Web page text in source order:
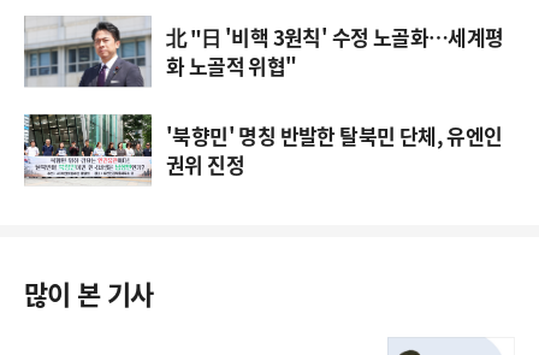
北 "日 '비핵 3원칙' 수정 노골화…세계평
화 노골적 위협"
'북향민' 명칭 반발한 탈북민 단체, 유엔인
권위 진정
많이 본 기사